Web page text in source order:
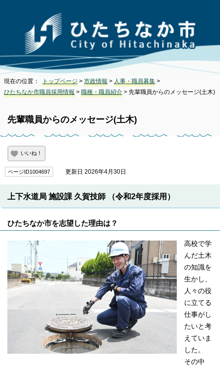
現在の位置： トップページ > 市政情報 > 人事・職員募集 >
ひたちなか市職員採用情報 > 職種・職員紹介 > 先輩職員からのメッセージ(土木)
先輩職員からのメッセージ(土木)
いいね！
ページID1004697 更新日 2026年4月30日
上下水道局 施設課 久賀技師 （令和2年度採用）
ひたちなか市を志望した理由は？
高校で学
んだ土木
の知識を
生かし、
人々の役
に立てる
仕事がし
たいと考
えていま
した。
その中